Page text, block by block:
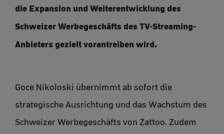
die Expansion und Weiterentwicklung des
Schweizer Werbegeschäfts des TV-Streaming-
Anbieters gezielt vorantreiben wird.
Goce Nikoloski übernimmt ab sofort die
strategische Ausrichtung und das Wachstum des
Schweizer Werbegeschäfts von Zattoo. Zudem